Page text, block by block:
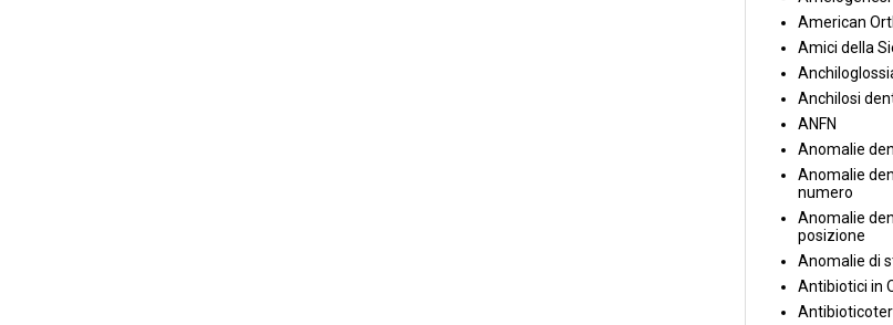
American
Amici della
Anchilosi
ANFN
Anomalie
Anomalie
numero
Anomalie
posizione
Anomalie di
Antibiotici in